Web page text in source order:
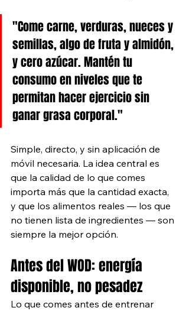
"Come carne, verduras, nueces y
semillas, algo de fruta y almidón,
y cero azúcar. Mantén tu
consumo en niveles que te
permitan hacer ejercicio sin
ganar grasa corporal."
Simple, directo, y sin aplicación de
móvil necesaria. La idea central es
que la calidad de lo que comes
importa más que la cantidad exacta,
y que los alimentos reales — los que
no tienen lista de ingredientes — son
siempre la mejor opción.
Antes del WOD: energía
disponible, no pesadez
Lo que comes antes de entrenar